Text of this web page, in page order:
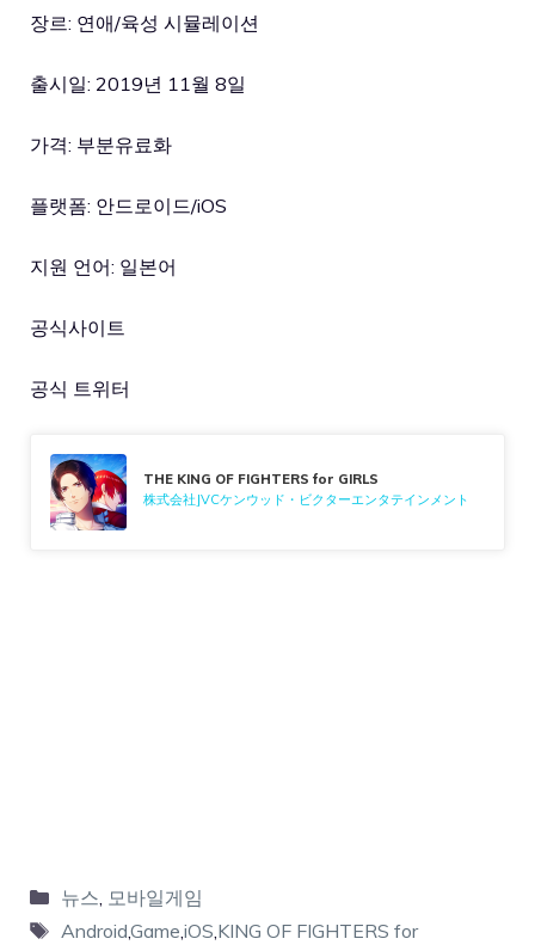
장르: 연애/육성 시뮬레이션
출시일: 2019년 11월 8일
가격: 부분유료화
플랫폼: 안드로이드/iOS
지원 언어: 일본어
공식사이트
공식 트위터
THE KING OF FIGHTERS for GIRLS
株式会社JVCケンウッド・ビクターエンタテインメント
뉴스, 모바일게임
Android,Game,iOS,KING OF FIGHTERS for